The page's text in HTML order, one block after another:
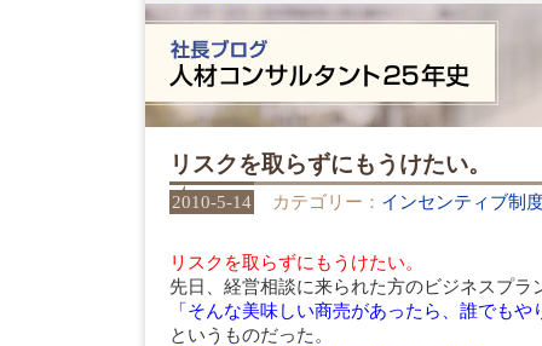
リスクを取らずにもうけたい。
2010-5-14 カテゴリー： インセンティブ制
リスクを取らずにもうけたい。
先日、経営相談に来られた方のビジネスプラ
「そんな美味しい商売があったら、誰でもや
というものだった。